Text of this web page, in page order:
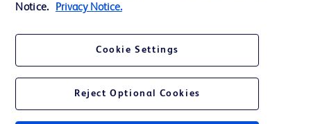
プライバシーポリシー
© 2026 BD. All rights reserved. BD and the BD Logo are trademarks of
Notice.
Privacy Notice.
Cookie Settings
Reject Optional Cookies